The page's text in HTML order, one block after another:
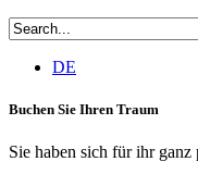
DE
Buchen Sie Ihren Traum
Sie haben sich für ihr ganz